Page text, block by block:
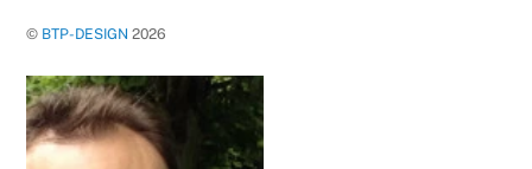
© BTP-DESIGN 2026